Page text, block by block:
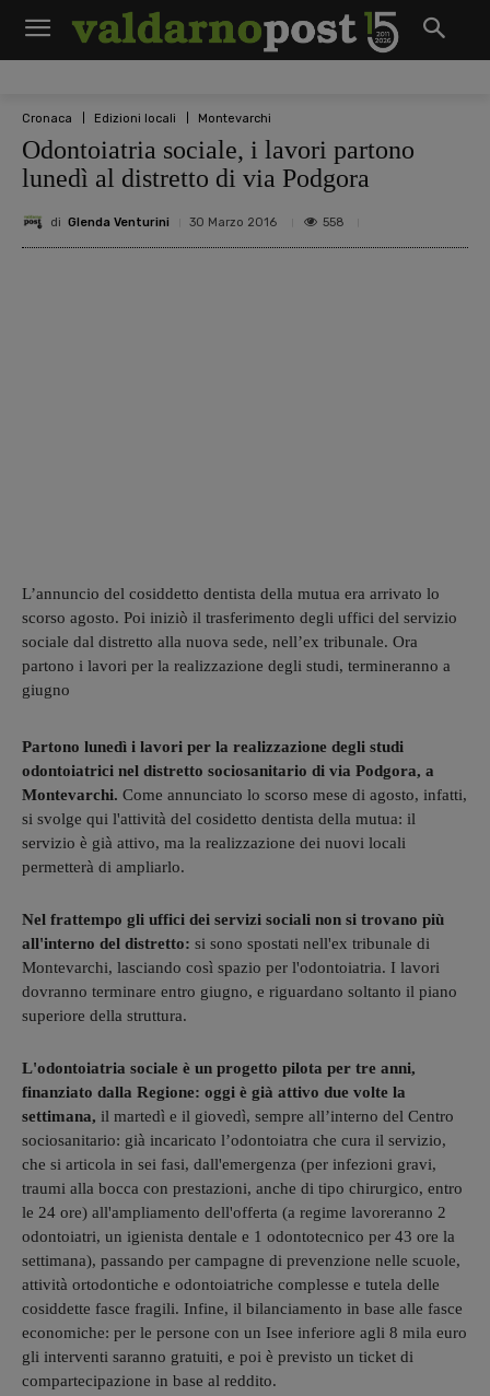
Cronaca Edizioni locali Montevarchi
Odontoiatria sociale, i lavori partono
lunedì al distretto di via Podgora
di Glenda Venturini 30 Marzo 2016 558
L’annuncio del cosiddetto dentista della mutua era arrivato lo
scorso agosto. Poi iniziò il trasferimento degli uffici del servizio
sociale dal distretto alla nuova sede, nell’ex tribunale. Ora
partono i lavori per la realizzazione degli studi, termineranno a
giugno
Partono lunedì i lavori per la realizzazione degli studi
odontoiatrici nel distretto sociosanitario di via Podgora, a
Montevarchi. Come annunciato lo scorso mese di agosto, infatti,
si svolge qui l'attività del cosidetto dentista della mutua: il
servizio è già attivo, ma la realizzazione dei nuovi locali
permetterà di ampliarlo.
Nel frattempo gli uffici dei servizi sociali non si trovano più
all'interno del distretto: si sono spostati nell'ex tribunale di
Montevarchi, lasciando così spazio per l'odontoiatria. I lavori
dovranno terminare entro giugno, e riguardano soltanto il piano
superiore della struttura.
L'odontoiatria sociale è un progetto pilota per tre anni,
finanziato dalla Regione: oggi è già attivo due volte la
settimana, il martedì e il giovedì, sempre all’interno del Centro
sociosanitario: già incaricato l’odontoiatra che cura il servizio,
che si articola in sei fasi, dall'emergenza (per infezioni gravi,
traumi alla bocca con prestazioni, anche di tipo chirurgico, entro
le 24 ore) all'ampliamento dell'offerta (a regime lavoreranno 2
odontoiatri, un igienista dentale e 1 odontotecnico per 43 ore la
settimana), passando per campagne di prevenzione nelle scuole,
attività ortodontiche e odontoiatriche complesse e tutela delle
cosiddette fasce fragili. Infine, il bilanciamento in base alle fasce
economiche: per le persone con un Isee inferiore agli 8 mila euro
gli interventi saranno gratuiti, e poi è previsto un ticket di
compartecipazione in base al reddito.